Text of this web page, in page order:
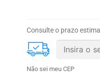
Consulte o prazo
Não sei meu CEP